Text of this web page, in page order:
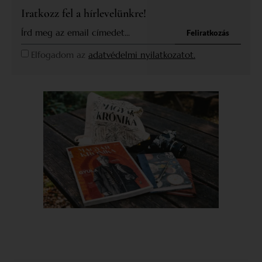
Iratkozz fel a hírlevelünkre!
Elfogadom az adatvédelmi nyilatkozatot.
Feliratkozás